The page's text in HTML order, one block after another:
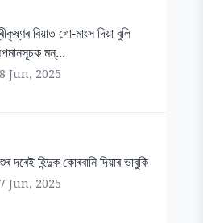
বিয়াত গো-মাংস দিয়া বুলি
মন্...
Jun, 2025
দৰেই হিন্দুক কোৰবানি দিয়াৰ ভাবুকি
Jun, 2025